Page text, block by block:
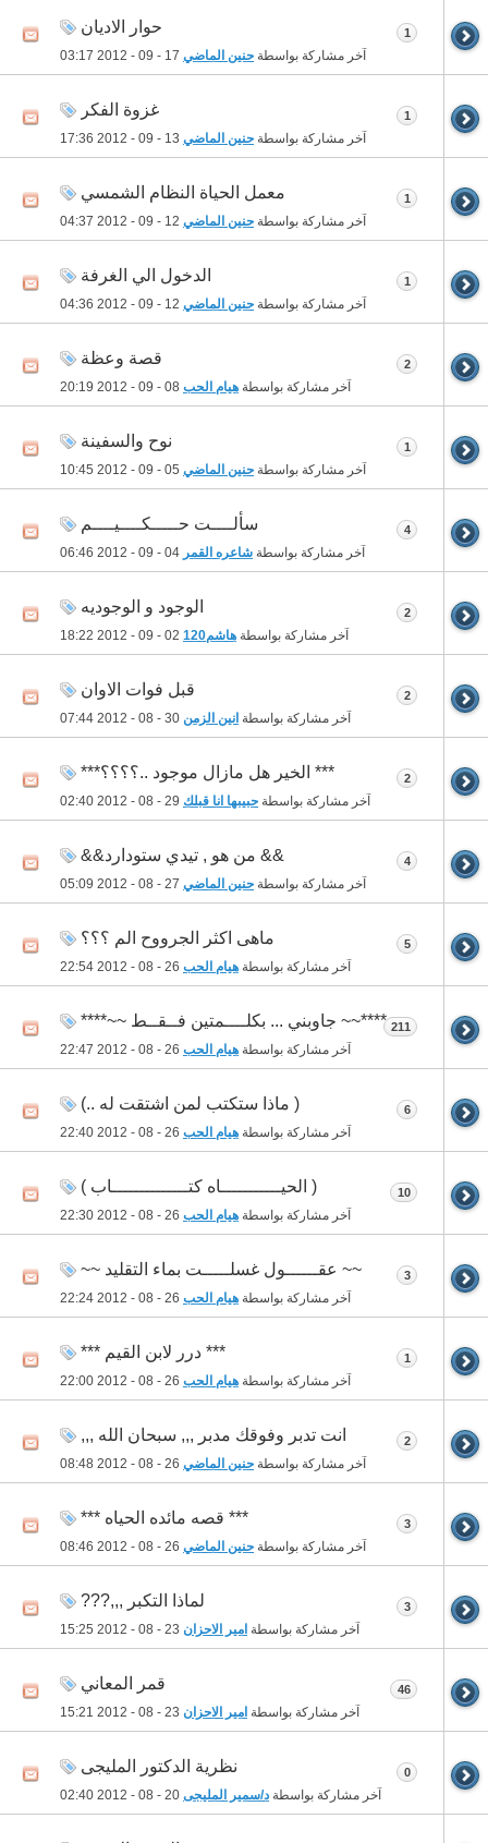
حوار الاديان
آخر مشاركة بواسطة حنين الماضي 03:17
1
غزوة الفكر
آخر مشاركة بواسطة حنين الماضي 17:36
1
معمل الحياة النظام الشمسي
آخر مشاركة بواسطة حنين الماضي 04:37
1
الدخول الي الغرفة
آخر مشاركة بواسطة حنين الماضي 04:36
1
قصة وعظة
آخر مشاركة بواسطة هيام الحب 20:19
2
نوح والسفينة
آخر مشاركة بواسطة حنين الماضي 10:45
1
سألــــت حـــــكــــيــــم
آخر مشاركة بواسطة شاعره القمر 06:46
4
الوجود و الوجوديه
آخر مشاركة بواسطة هاشم120 18:22
2
قبل فوات الاوان
آخر مشاركة بواسطة انين الزمن 07:44
2
*** الخير هل مازال موجود ..؟؟؟؟***
آخر مشاركة بواسطة حبيبها انا قبلك 02:40
2
&& من هو , تيدي ستودارد&&
آخر مشاركة بواسطة حنين الماضي 05:09
4
ماهى اكثر الجرووح الم ؟؟؟
آخر مشاركة بواسطة هيام الحب 22:54
5
****~~ جاوبني ... بكلــــمتين فــقــط ~~****
آخر مشاركة بواسطة هيام الحب 22:47
211
( ماذا ستكتب لمن اشتقت له ..)
آخر مشاركة بواسطة هيام الحب 22:40
6
( الحيـــــــــــاه كتــــــــــــــاب )
آخر مشاركة بواسطة هيام الحب 22:30
10
~~ عقــــــول غسلـــــت بماء التقليد ~~
آخر مشاركة بواسطة هيام الحب 22:24
3
*** درر لابن القيم ***
آخر مشاركة بواسطة هيام الحب 22:00
1
انت تدبر وفوقك مدبر ,,, سبحان الله ,,,
آخر مشاركة بواسطة حنين الماضي 08:48
2
*** قصه مائده الحياه ***
آخر مشاركة بواسطة حنين الماضي 08:46
3
لماذا التكبر ,,,???
آخر مشاركة بواسطة امير الاحزان 15:25
3
قمر المعاني
آخر مشاركة بواسطة امير الاحزان 15:21
46
نظرية الدكتور المليجى
آخر مشاركة بواسطةد/سمير المليجى 02:40
0